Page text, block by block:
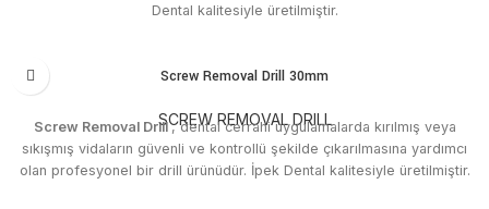
Dental kalitesiyle üretilmiştir.
Screw Removal Drill 30mm
SCREW REMOVAL DRILL
Screw Removal Drill, dental cerrahi uygulamalarda kırılmış veya
sıkışmış vidaların güvenli ve kontrollü şekilde çıkarılmasına yardımcı
olan profesyonel bir drill ürünüdür. İpek Dental kalitesiyle üretilmiştir.